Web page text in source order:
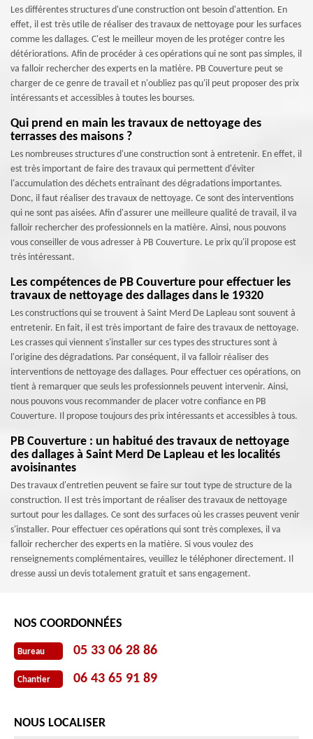
Les différentes structures d'une construction ont besoin d'attention. En
effet, il est très utile de réaliser des travaux de nettoyage pour les surfaces
comme les dallages. C'est le meilleur moyen de les protéger contre les
détériorations. Afin de procéder à ces opérations qui ne sont pas simples, il
va falloir rechercher des experts en la matière. PB Couverture peut se
charger de ce genre de travail et n'oubliez pas qu'il peut proposer des prix
intéressants et accessibles à toutes les bourses.
Qui prend en main les travaux de nettoyage des
terrasses des maisons ?
Les nombreuses structures d'une construction sont à entretenir. En effet, il
est très important de faire des travaux qui permettent d'éviter
l'accumulation des déchets entraînant des dégradations importantes.
Donc, il faut réaliser des travaux de nettoyage. Ce sont des interventions
qui ne sont pas aisées. Afin d'assurer une meilleure qualité de travail, il va
falloir rechercher des professionnels en la matière. Ainsi, nous pouvons
vous conseiller de vous adresser à PB Couverture. Le prix qu'il propose est
très intéressant.
Les compétences de PB Couverture pour effectuer les
travaux de nettoyage des dallages dans le 19320
Les constructions qui se trouvent à Saint Merd De Lapleau sont souvent à
entretenir. En fait, il est très important de faire des travaux de nettoyage.
Les crasses qui viennent s'installer sur ces types des structures sont à
l'origine des dégradations. Par conséquent, il va falloir réaliser des
interventions de nettoyage des dallages. Pour effectuer ces opérations, on
tient à remarquer que seuls les professionnels peuvent intervenir. Ainsi,
nous pouvons vous recommander de placer votre confiance en PB
Couverture. Il propose toujours des prix intéressants et accessibles à tous.
PB Couverture : un habitué des travaux de nettoyage
des dallages à Saint Merd De Lapleau et les localités
avoisinantes
Des travaux d'entretien peuvent se faire sur tout type de structure de la
construction. Il est très important de réaliser des travaux de nettoyage
surtout pour les dallages. Ce sont des surfaces où les crasses peuvent venir
s'installer. Pour effectuer ces opérations qui sont très complexes, il va
falloir rechercher des experts en la matière. Si vous voulez des
renseignements complémentaires, veuillez le téléphoner directement. Il
dresse aussi un devis totalement gratuit et sans engagement.
NOS COORDONNÉES
Bureau 05 33 06 28 86
Chantier 06 43 65 91 89
NOUS LOCALISER